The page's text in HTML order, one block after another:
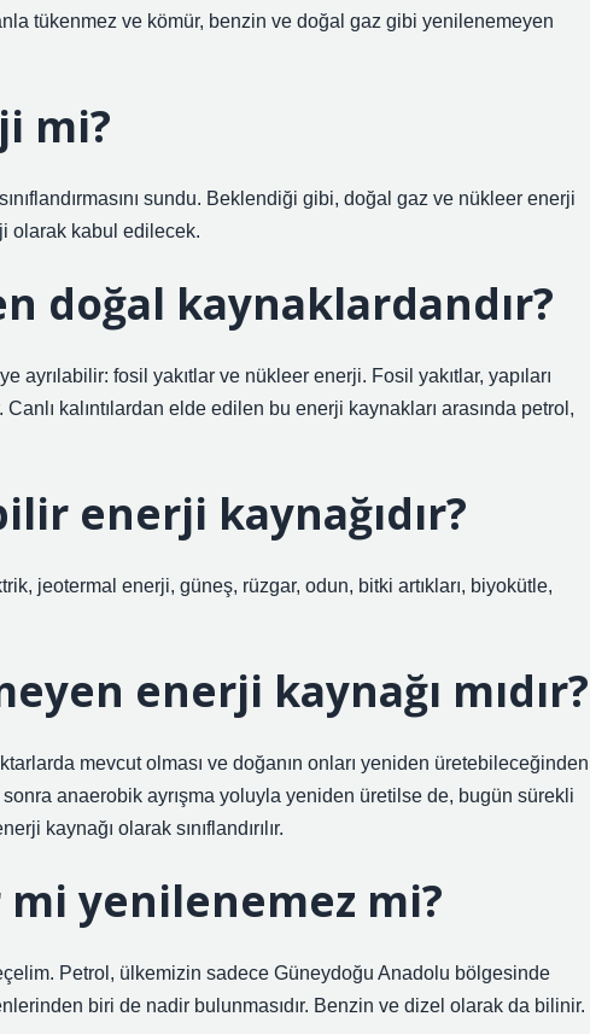
tükenmez ve kömür, benzin ve doğal gaz gibi yenilenemeyen
mi?
sundu. Beklendiği gibi, doğal gaz ve nükleer enerji
olarak kabul edilecek.
doğal kaynaklardandır?
ayrılabilir: fosil yakıtlar ve nükleer enerji. Fosil yakıtlar, yapıları
kalıntılardan elde edilen bu enerji kaynakları arasında petrol,
enerji kaynağıdır?
jeotermal enerji, güneş, rüzgar, odun, bitki artıkları, biyokütle,
enerji kaynağı mıdır?
mevcut olması ve doğanın onları yeniden üretebileceğinden
anaerobik ayrışma yoluyla yeniden üretilse de, bugün sürekli
kaynağı olarak sınıflandırılır.
yenilenemez mi?
Petrol, ülkemizin sadece Güneydoğu Anadolu bölgesinde
biri de nadir bulunmasıdır. Benzin ve dizel olarak da bilinir.